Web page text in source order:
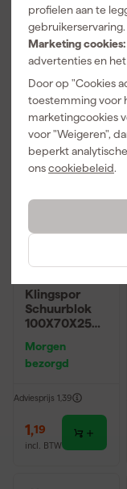
profielen aan te
gebruikerservaring.
Marketing cookies:
advertenties en
Door op "Cookies
toestemming voor
marketingcookies
voor "Weigeren",
beperkt
onscookiebeleid.
bezorgd
Adviesprijs 8,00
5,
Klingspor
Schuurblok
100X70X25m
P220
Morgen
bezorgd
Adviesprijs 1,39
1,19
incl. BTW